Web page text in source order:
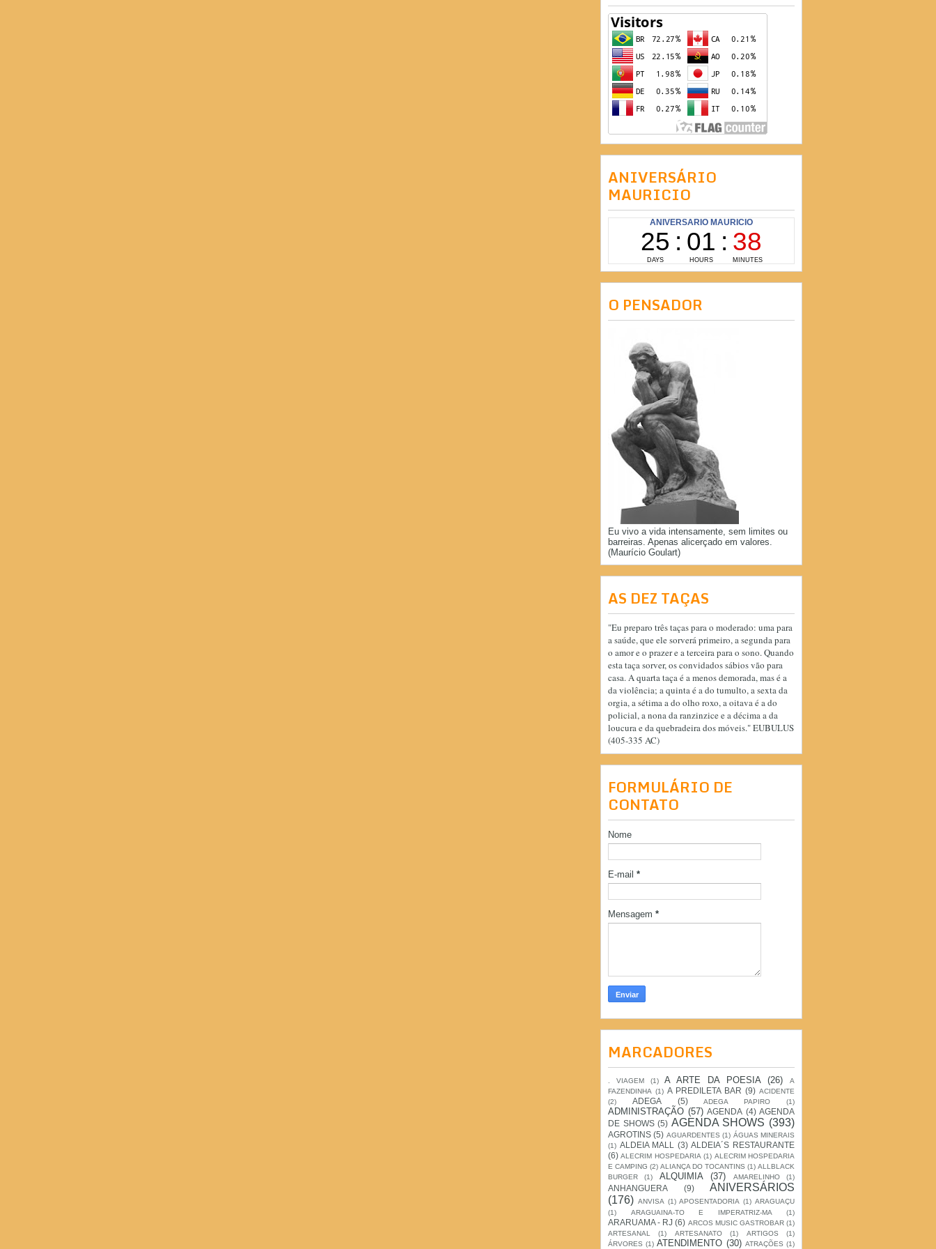
ANIVERSÁRIO
MAURICIO
O PENSADOR
Eu vivo a vida intensamente, sem limites ou
barreiras. Apenas alicerçado em valores.
(Maurício Goulart)
AS DEZ TAÇAS
"Eu preparo três taças para o moderado: uma para
a saúde, que ele sorverá primeiro, a segunda para
o amor e o prazer e a terceira para o sono. Quando
esta taça sorver, os convidados sábios vão para
casa. A quarta taça é a menos demorada, mas é a
da violência; a quinta é a do tumulto, a sexta da
orgia, a sétima a do olho roxo, a oitava é a do
policial, a nona da ranzinzice e a décima a da
loucura e da quebradeira dos móveis." EUBULUS
(405-335 AC)
FORMULÁRIO DE
CONTATO
Nome
E-mail *
Mensagem *
MARCADORES
. VIAGEM (1) A ARTE DA POESIA (26)
A
FAZENDINHA (1) A PREDILETA BAR (9) ACIDENTE
(2)
ADEGA (5) ADEGA PAPIRO (1)
ADMINISTRAÇÃO (57) AGENDA (4) AGENDA
DE SHOWS (5) AGENDA SHOWS (393)
AGROTINS (5) AGUARDENTES (1) ÁGUAS MINERAIS
(1) ALDEIA MALL (3) ALDEIA´S RESTAURANTE
(6) ALECRIM HOSPEDARIA (1) ALECRIM HOSPEDARIA
E CAMPING (2) ALIANÇA DO TOCANTINS (1) ALLBLACK
BURGER
(1) ALQUIMIA (37) AMARELINHO (1)
ANHANGUERA (9)
ANIVERSÁRIOS
(176) ANVISA (1) APOSENTADORIA (1) ARAGUAÇU
(1)
ARAGUAINA-TO E IMPERATRIZ-MA (1)
ARARUAMA - RJ (6) ARCOS MUSIC GASTROBAR (1)
ARTESANAL
(1) ARTESANATO (1) ARTIGOS
(1)
ÁRVORES (1) ATENDIMENTO (30) ATRAÇÕES (1)